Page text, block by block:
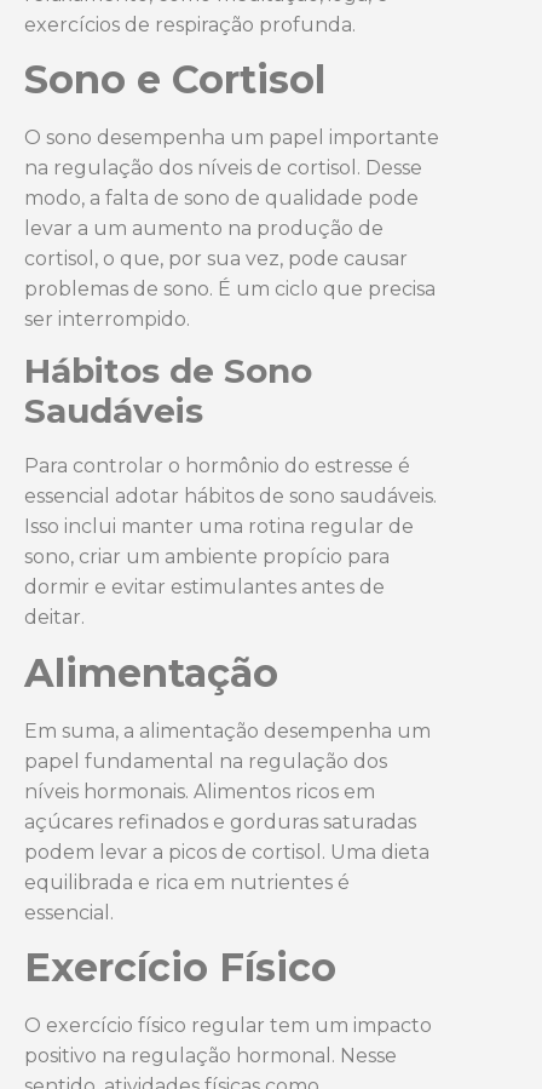
exercícios de respiração profunda.
Sono e Cortisol
O sono desempenha um papel importante
na regulação dos níveis de cortisol. Desse
modo, a falta de sono de qualidade pode
levar a um aumento na produção de
cortisol, o que, por sua vez, pode causar
problemas de sono. É um ciclo que precisa
ser interrompido.
Hábitos de Sono
Saudáveis
Para controlar o hormônio do estresse é
essencial adotar hábitos de sono saudáveis.
Isso inclui manter uma rotina regular de
sono, criar um ambiente propício para
dormir e evitar estimulantes antes de
deitar.
Alimentação
Em suma, a alimentação desempenha um
papel fundamental na regulação dos
níveis hormonais. Alimentos ricos em
açúcares refinados e gorduras saturadas
podem levar a picos de cortisol. Uma dieta
equilibrada e rica em nutrientes é
essencial.
Exercício Físico
O exercício físico regular tem um impacto
positivo na regulação hormonal. Nesse